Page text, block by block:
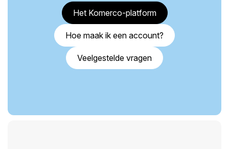
Het Komerco-platform
Hoe maak ik een account?
Veelgestelde vragen